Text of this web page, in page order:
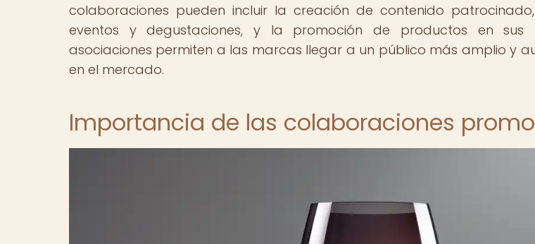
colaboraciones pueden incluir la creación de contenido
eventos y degustaciones, y la promoción de productos en sus
asociaciones permiten a las marcas llegar a un público más amplio y
en el mercado.
Importancia de las colaboraciones